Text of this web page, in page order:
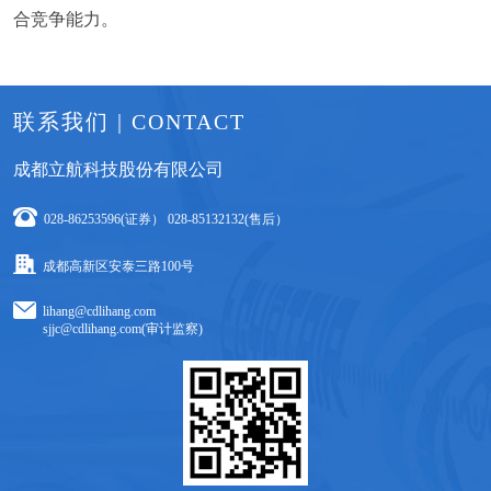
合竞争能力。
联系我们 | CONTACT
成都立航科技股份有限公司
028-86253596(证券） 028-85132132(售后）
成都高新区安泰三路100号
lihang@cdlihang.com
sjjc@cdlihang.com(审计监察)